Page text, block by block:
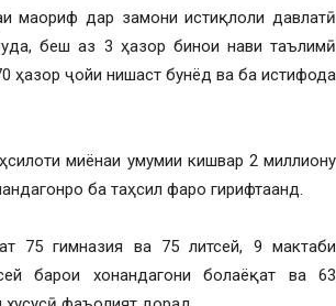
маориф дар замони истиқлоли давлатӣ
беш аз 3 ҳазор бинои нави таълимӣ
ҳазор ҷойи нишаст бунёд ва ба истифода
миёнаи умумии кишвар 2 миллиону
ба таҳсил фаро гирифтаанд.
75 гимназия ва 75 литсей, 9 мактаби
барои хонандагони болаёқат ва 63